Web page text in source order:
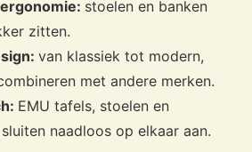
van zijn projecten hebben
houding, onafhankelijk van schaal.
design director voor Lacoste, of in
met Driade, Cappellini en
interpretaties zijn een bewijs van
onderscheiden zich zowel door zijn
stoelen en banken
zitten.
van klassiek tot modern,
met andere merken.
EMU tafels, stoelen en
naadloos op elkaar aan.